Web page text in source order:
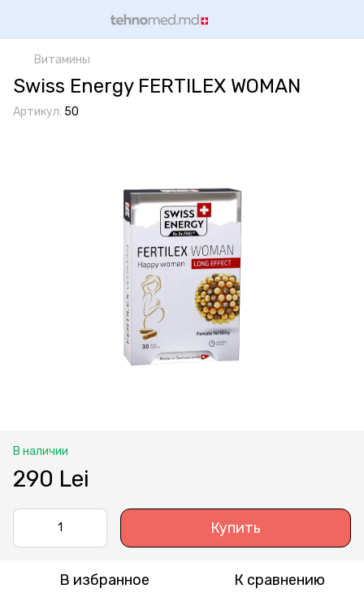
Витамины
Swiss Energy FERTILEX WOMAN
Артикул: 50
В наличии
290 Lei
Купить
В избранное К сравнению